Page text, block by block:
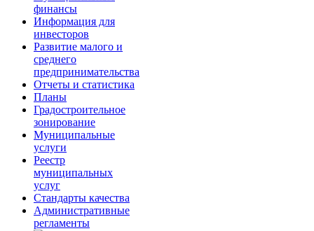
финансы
Информация для
инвесторов
Развитие малого и
среднего
предпринимательства
Отчеты и статистика
Планы
Градостроительное
зонирование
Муниципальные
услуги
Реестр
муниципальных
услуг
Стандарты качества
Административные
регламенты